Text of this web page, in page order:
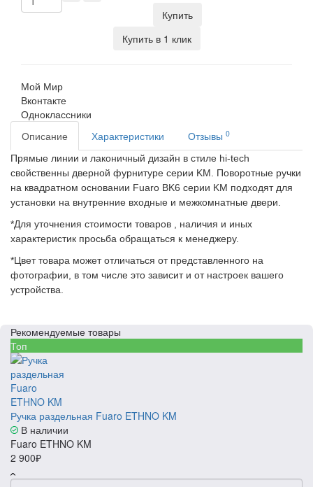
Купить
Купить в 1 клик
Мой Мир
Вконтакте
Одноклассники
Описание
Характеристики Отзывы 0
Прямые линии и лаконичный дизайн в стиле hi-tech
свойственны дверной фурнитуре серии KM. Поворотные ручки
на квадратном основании Fuaro BK6 серии KM подходят для
установки на внутренние входные и межкомнатные двери.
*Для уточнения стоимости товаров , наличия и иных
характеристик просьба обращаться к менеджеру.
*Цвет товара может отличаться от представленного на
фотографии, в том числе это зависит и от настроек вашего
устройства.
Рекомендуемые товары
Топ
Ручка раздельная Fuaro ETHNO KM
В наличии
Fuaro ETHNO KM
2 900₽